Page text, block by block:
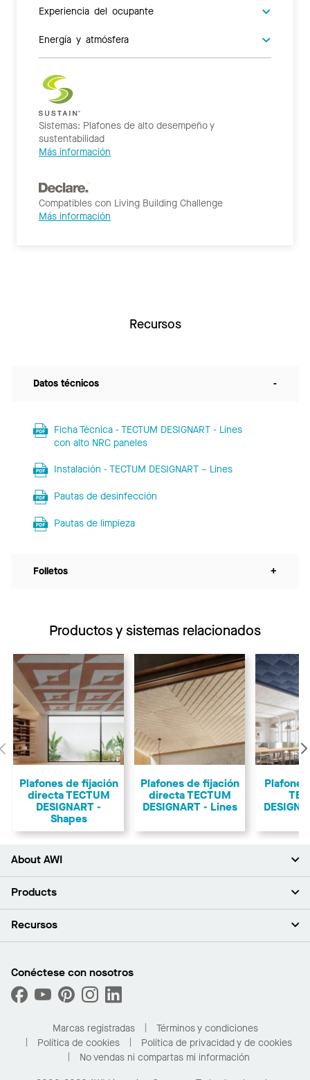
Experiencia del ocupante
Energía y atmósfera
Sistemas: Plafones de alto desempeño y
sustentabilidad
Más información
Compatibles con Living Building Challenge
Más información
Recursos
Datos técnicos -
Ficha Técnica - TECTUM DESIGNART - Lines
con alto NRC paneles
Instalación - TECTUM DESIGNART – Lines
Pautas de desinfección
Pautas de limpieza
Folletos +
Productos y sistemas relacionados
Anterior
Plafones de fijación
directa TECTUM
DESIGNART -
Shapes
Plafones de fijación
directa TECTUM
DESIGNART - Lines
About AWI
Acerca de nosotros
Sala de prensa
¿Cuáles son mis opciones de compra?
Products
Plafones
Capacidades personalizadas
Desempeño
Recursos
Buscar un distribuidor
Solicitar muestras
Compre en línea con Kanopi
Para el hogar
Conéctese con nosotros
Marcas registradas
Términos y condiciones
Política de cookies
Política de privacidad y de cookies
No vendas ni compartas mi información